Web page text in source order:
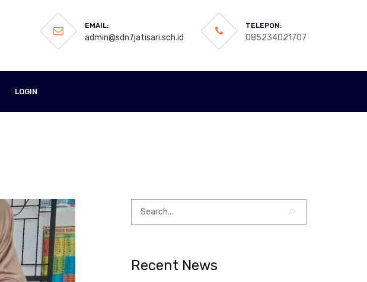
EMAIL:
admin@sdn7jatisari.sch.id
TELEPON:
085234021707
LOGIN
Recent News